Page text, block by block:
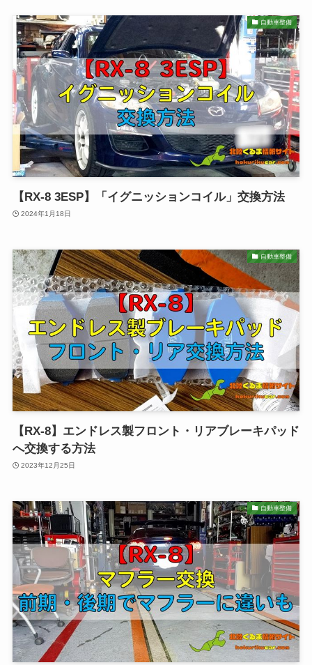
自動車整備
【RX-8 3ESP】「イグニッションコイル」交換方法
2024年1月18日
自動車整備
【RX-8】エンドレス製フロント・リアブレーキパッド
へ交換する方法
2023年12月25日
自動車整備